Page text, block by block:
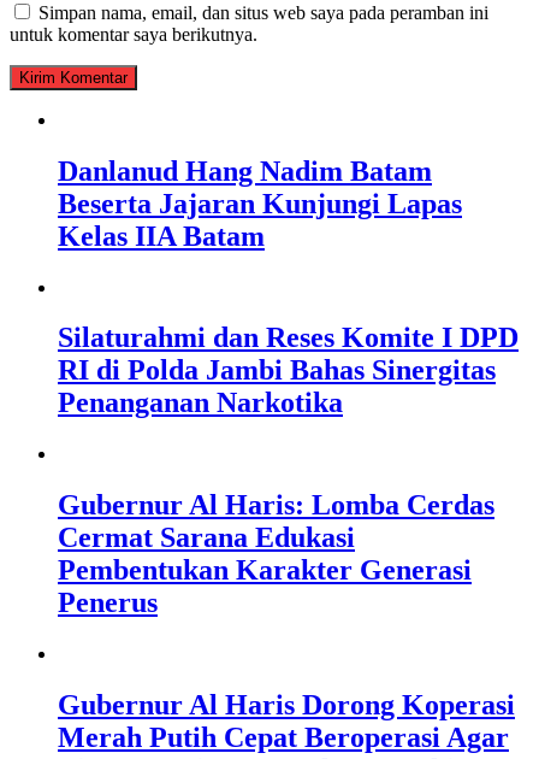
Simpan nama, email, dan situs web saya pada peramban ini
untuk komentar saya berikutnya.
Danlanud Hang Nadim Batam
Beserta Jajaran Kunjungi Lapas
Kelas IIA Batam
Silaturahmi dan Reses Komite I DPD
RI di Polda Jambi Bahas Sinergitas
Penanganan Narkotika
Gubernur Al Haris: Lomba Cerdas
Cermat Sarana Edukasi
Pembentukan Karakter Generasi
Penerus
Gubernur Al Haris Dorong Koperasi
Merah Putih Cepat Beroperasi Agar